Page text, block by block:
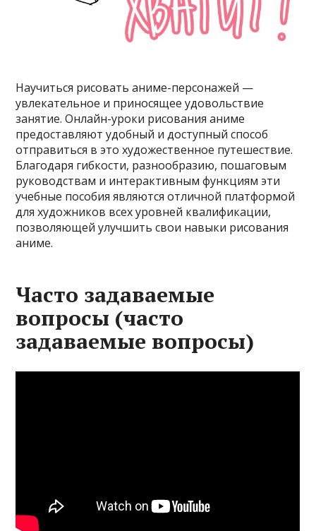
Научиться рисовать аниме-персонажей —
увлекательное и приносящее удовольствие
занятие. Онлайн-уроки рисования аниме
предоставляют удобный и доступный способ
отправиться в это художественное путешествие.
Благодаря гибкости, разнообразию, пошаговым
руководствам и интерактивным функциям эти
учебные пособия являются отличной платформой
для художников всех уровней квалификации,
позволяющей улучшить свои навыки рисования
аниме.
Часто задаваемые
вопросы (часто
задаваемые вопросы)